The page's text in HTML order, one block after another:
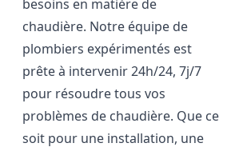
besoins en matière de
chaudière. Notre équipe de
plombiers expérimentés est
prête à intervenir 24h/24, 7j/7
pour résoudre tous vos
problèmes de chaudière. Que ce
soit pour une installation, une